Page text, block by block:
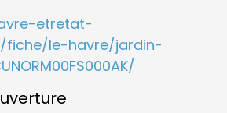
etretat-
fiche/le-havre/jardin-